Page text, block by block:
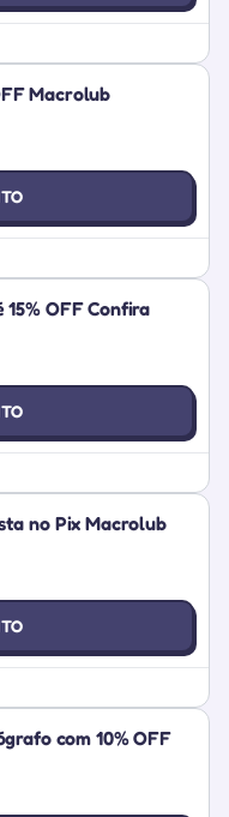
Macrolub
OFF Confira
no Pix Macrolub
com 10% OFF